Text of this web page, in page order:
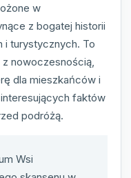
w
z bogatej historii
i turystycznych. To
nowoczesnością,
dla mieszkańców i
faktów
podróżą.
Wsi